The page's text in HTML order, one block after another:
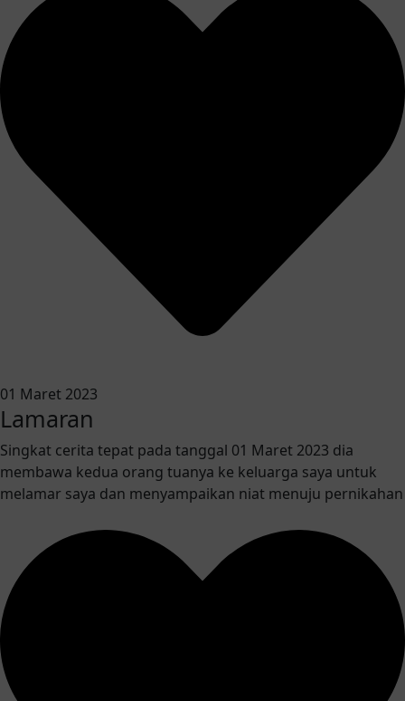
01 Maret 2023
Lamaran
Singkat cerita tepat pada tanggal 01 Maret 2023 dia
membawa kedua orang tuanya ke keluarga saya untuk
melamar saya dan menyampaikan niat menuju pernikahan